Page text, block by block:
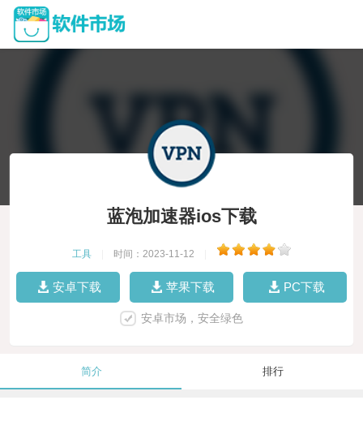
蓝泡加速器ios下载
工具 时间：2023-11-12
安卓下载 苹果下载 PC下载
安卓市场，安全绿色
简介 排行